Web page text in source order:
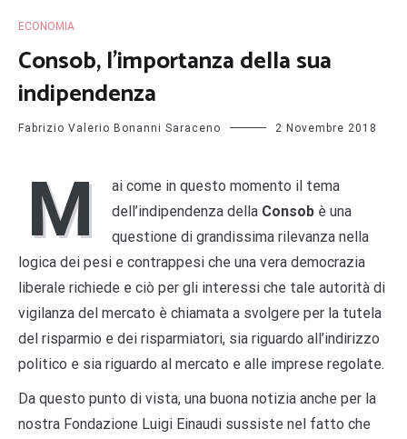
ECONOMIA
Consob, l’importanza della sua
indipendenza
Fabrizio Valerio Bonanni Saraceno 2 Novembre 2018
M
ai come in questo momento il tema
dell’indipendenza della Consob è una
questione di grandissima rilevanza nella
logica dei pesi e contrappesi che una vera democrazia
liberale richiede e ciò per gli interessi che tale autorità di
vigilanza del mercato è chiamata a svolgere per la tutela
del risparmio e dei risparmiatori, sia riguardo all’indirizzo
politico e sia riguardo al mercato e alle imprese regolate.
Da questo punto di vista, una buona notizia anche per la
nostra Fondazione Luigi Einaudi sussiste nel fatto che